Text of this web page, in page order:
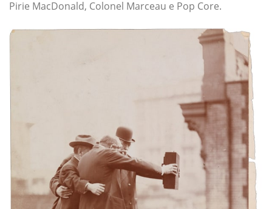
Pirie MacDonald, Colonel Marceau e Pop Core.